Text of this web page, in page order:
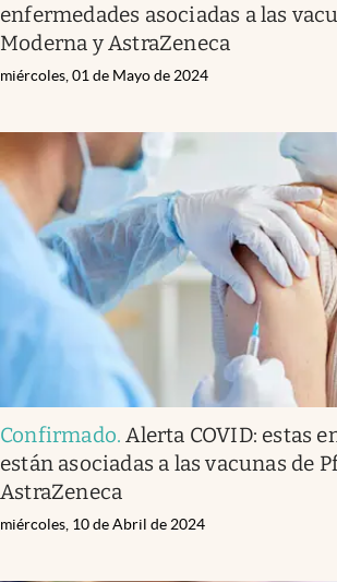
enfermedades asociadas a las
Moderna y AstraZeneca
miércoles, 01 de Mayo de 2024
Confirmado.Alerta COVID: estas
están asociadas a las vacunas de
AstraZeneca
miércoles, 10 de Abril de 2024